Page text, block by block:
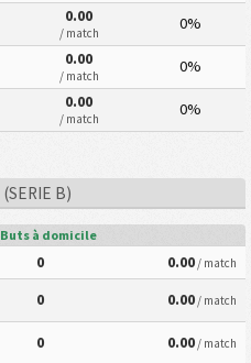
0.00
/ match 0%
0.00
/ match 0%
0.00
/ match 0%
(SERIE B)
Buts à domicile
0 0.00/ match
0 0.00/ match
0 0.00/ match